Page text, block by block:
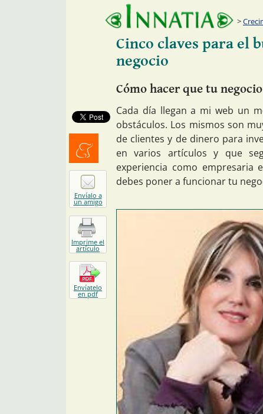
Cinco claves para el
negocio
Cómo hacer que tu
Cada día llegan a mi web un
obstáculos. Los mismos son
de clientes y de dinero para
en varios artículos y que
experiencia como empresaria
debes poner a funcionar tu
Menéalo
Envíalo a
un amigo
Imprime el
artículo
Envíatelo
en pdf